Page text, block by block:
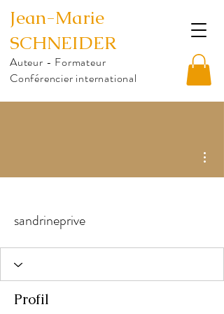
Jean-Marie
SCHNEIDER
Auteur - Formateur
Conférencier international
sandrineprive
Profil